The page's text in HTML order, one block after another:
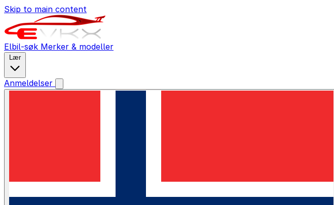
Skip to main content
Elbil-søk Merker & modeller
Lær
Anmeldelser